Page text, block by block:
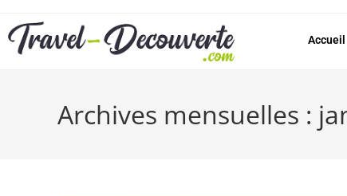
Accueil
Archives mensuelles :